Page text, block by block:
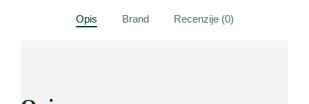
Opis Brand Recenzije (0)